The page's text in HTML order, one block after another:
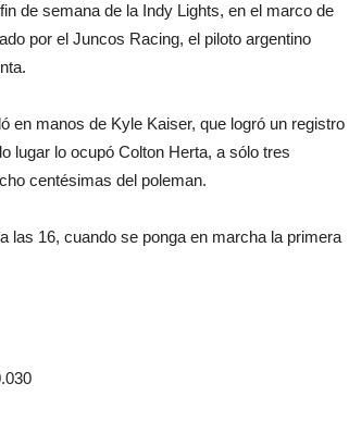
de semana de la Indy Lights, en el marco de
por el Juncos Racing, el piloto argentino
en manos de Kyle Kaiser, que logró un registro
lugar lo ocupó Colton Herta, a sólo tres
centésimas del poleman.
las 16, cuando se ponga en marcha la primera